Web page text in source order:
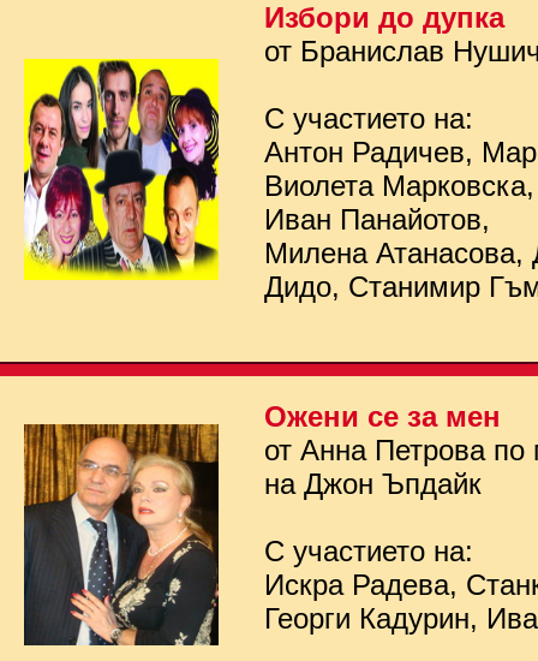
Избори до дупка
от Бранислав
С участието на:
Антон Радичев,
Виолета
Иван Панайотов,
Милена Атанасова,
Дидо, Станимир
Ожени се за мен
от Анна Петрова по
на Джон Ъпдайк
С участието на:
Искра Радева,
Георги Кадурин,